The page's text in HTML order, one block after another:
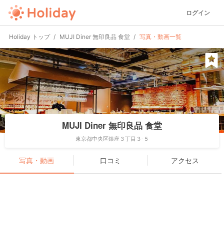
ログイン
Holiday トップ MUJI Diner 無印良品 食堂 写真・動画一覧
MUJI Diner 無印良品 食堂
東京都中央区銀座３丁目３-５
写真・動画 口コミ アクセス